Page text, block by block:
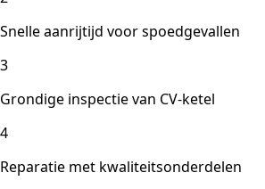
Snelle aanrijtijd voor spoedgevallen
3
Grondige inspectie van CV-ketel
4
Reparatie met kwaliteitsonderdelen